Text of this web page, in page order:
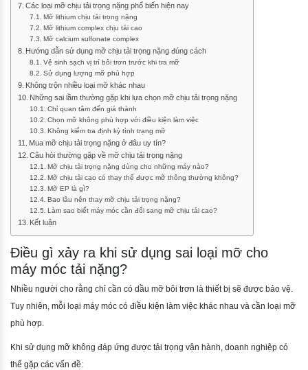
Các loại mỡ chịu tải trọng nặng phổ biến hiện nay
Mỡ lithium chịu tải trọng nặng
Mỡ lithium complex chịu tải cao
Mỡ calcium sulfonate complex
Hướng dẫn sử dụng mỡ chịu tải trọng nặng đúng cách
Vệ sinh sạch vị trí bôi trơn trước khi tra mỡ
Sử dụng lượng mỡ phù hợp
Không trộn nhiều loại mỡ khác nhau
Những sai lầm thường gặp khi lựa chọn mỡ chịu tải trọng nặng
Chỉ quan tâm đến giá thành
Chọn mỡ không phù hợp với điều kiện làm việc
Không kiểm tra định kỳ tình trạng mỡ
Mua mỡ chịu tải trọng nặng ở đâu uy tín?
Câu hỏi thường gặp về mỡ chịu tải trọng nặng
Mỡ chịu tải trọng nặng dùng cho những máy nào?
Mỡ chịu tải cao có thay thế được mỡ thông thường không?
Mỡ EP là gì?
Bao lâu nên thay mỡ chịu tải trọng nặng?
Làm sao biết máy móc cần đổi sang mỡ chịu tải cao?
Kết luận
Điều gì xảy ra khi sử dụng sai loại mỡ cho
máy móc tải nặng?
Nhiều người cho rằng chỉ cần có dầu mỡ bôi trơn là thiết bị sẽ được bảo vệ.
Tuy nhiên, mỗi loại máy móc có điều kiện làm việc khác nhau và cần loại mỡ
phù hợp.
Khi sử dụng mỡ không đáp ứng được tải trọng vận hành, doanh nghiệp có
thể gặp các vấn đề: